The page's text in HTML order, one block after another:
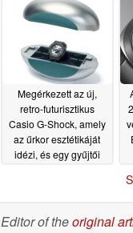
kölcsönöz, megérkezik
az Egyesült Államokba
07/15/2026
Megérkezett az új,
retro-futurisztikus
Casio G-Shock, amely
az űrkor esztétikáját
idézi, és egy gyűjtői
Editor of theoriginal